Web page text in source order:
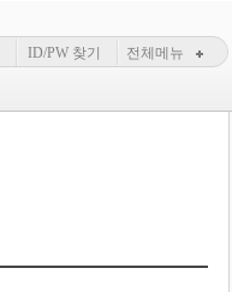
ID/PW 찾기 전체메뉴